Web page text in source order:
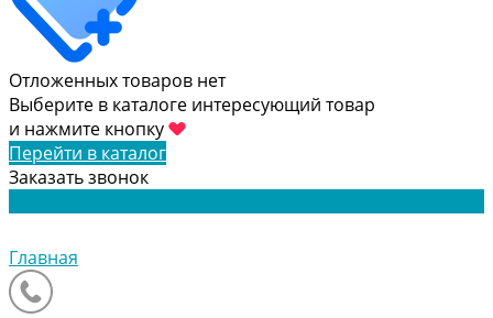
Отложенных товаров нет
Выберите в каталоге интересующий товар
и нажмите кнопку
Перейти в каталог
Заказать звонок
Главная